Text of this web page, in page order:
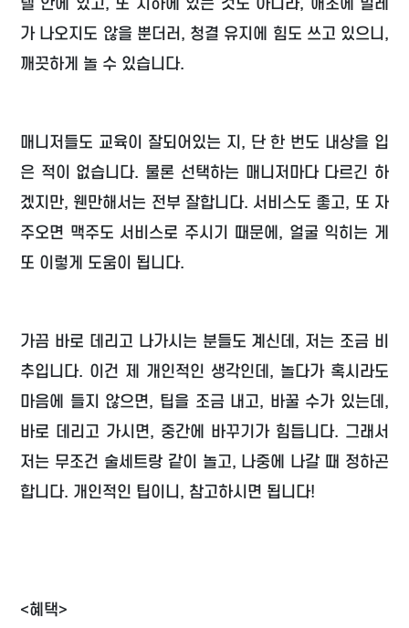
가 나오지도 않을 뿐더러, 청결 유지에 힘도 쓰고 있으니,
깨끗하게 놀 수 있습니다.
매니저들도 교육이 잘되어있는 지, 단 한 번도 내상을 입
은 적이 없습니다. 물론 선택하는 매니저마다 다르긴 하
겠지만, 웬만해서는 전부 잘합니다. 서비스도 좋고, 또 자
주오면 맥주도 서비스로 주시기 때문에, 얼굴 익히는 게
또 이렇게 도움이 됩니다.
가끔 바로 데리고 나가시는 분들도 계신데, 저는 조금 비
추입니다. 이건 제 개인적인 생각인데, 놀다가 혹시라도
마음에 들지 않으면, 팁을 조금 내고, 바꿀 수가 있는데,
바로 데리고 가시면, 중간에 바꾸기가 힘듭니다. 그래서
저는 무조건 술세트랑 같이 놀고, 나중에 나갈 때 정하곤
합니다. 개인적인 팁이니, 참고하시면 됩니다!
<혜택>